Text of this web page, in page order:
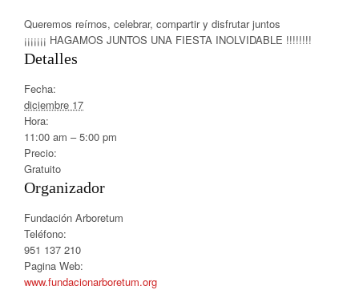
Queremos reírnos, celebrar, compartir y disfrutar juntos
¡¡¡¡¡¡¡ HAGAMOS JUNTOS UNA FIESTA INOLVIDABLE !!!!!!!!
Detalles
Fecha:
diciembre 17
Hora:
11:00 am – 5:00 pm
Precio:
Gratuito
Organizador
Fundación Arboretum
Teléfono:
951 137 210
Pagina Web:
www.fundacionarboretum.org